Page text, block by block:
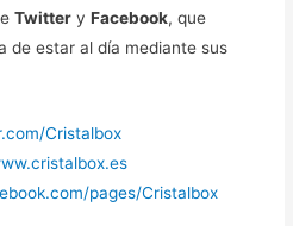
Twitter yFacebook, que
de estar al día mediante sus
Cristalbox
pages/Cristalbox